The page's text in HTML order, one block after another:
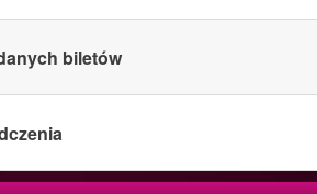
biletów